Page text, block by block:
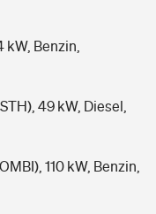
kW, Benzin,
49 kW, Diesel,
110 kW, Benzin,